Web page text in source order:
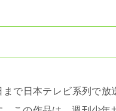
で日本テレビ系列で放